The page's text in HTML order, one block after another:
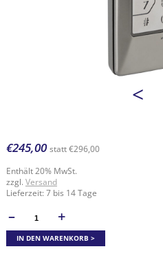
<
€245,00 statt€296,00
Enthält 20% MwSt.
zzgl. Versand
Lieferzeit: 7 bis 14 Tage
ANZAHL
– +
IN DEN WARENKORB